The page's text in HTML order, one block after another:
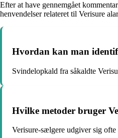
Efter at have gennemgået
henvendelser relateret til Verisure
Hvordan kan man
Svindelopkald fra såkaldte
Hvilke metoder bruger
Verisure-sælgere udgiver sig